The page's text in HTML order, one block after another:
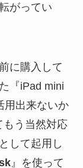
がってい
に購入して
『iPad mini
用出来ないか
もう当然対応
して起用し
』を使って